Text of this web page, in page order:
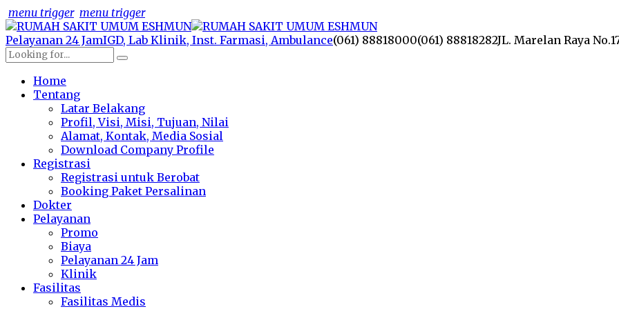
menu trigger menu trigger
Pelayanan 24 JamIGD, Lab Klinik, Inst. Farmasi, Ambulance(061) 88818000(061) 88818282JL. Marelan Raya
Home
Tentang
Latar Belakang
Profil, Visi, Misi, Tujuan, Nilai
Alamat, Kontak, Media Sosial
Download Company Profile
Registrasi
Registrasi untuk Berobat
Booking Paket Persalinan
Dokter
Pelayanan
Promo
Biaya
Pelayanan 24 Jam
Klinik
Fasilitas
Fasilitas Medis